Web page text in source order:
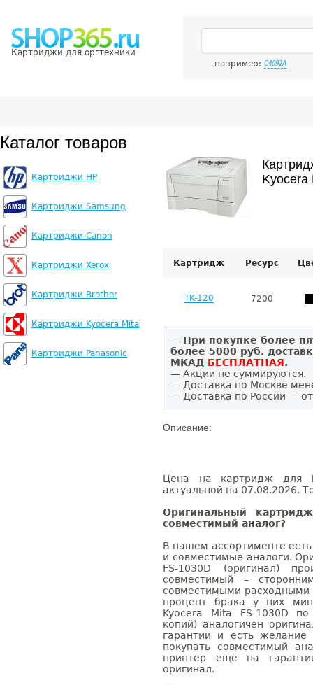
Картриджи для оргтехники
например: C4092A
Каталог товаров
Картриджи HP
Картриджи Samsung
Картриджи Canon
Картриджи Xerox
Картриджи Brother
Картриджи Kyocera Mita
Картриджи Panasonic
Kyocera
Картридж Ресурс
TK-120 7200
— При покупке более
более 5000 руб.
МКАД БЕСПЛАТНАЯ.
— Акции не суммируются.
— Доставка по Москве
— Доставка по России —
Описание:
Цена на картридж для
актуальной на 07.08.2026.
Оригинальный
совместимый аналог?
В нашем ассортименте
и совместимые аналоги.
FS-1030D (оригинал)
совместимый –
совместимыми расходными
процент брака у них
Kyocera Mita FS-1030D по
копий) аналогичен
гарантии и есть
покупать совместимый
принтер ещё на
оригинал.